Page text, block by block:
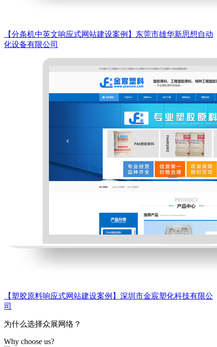
【分条机中英文响应式网站建设案例】东莞市雄华新思想自动
化设备有限公司
【塑胶原料响应式网站建设案例】深圳市金宸塑化科技有限公
司
为什么选择众展网络？
Why choose us?